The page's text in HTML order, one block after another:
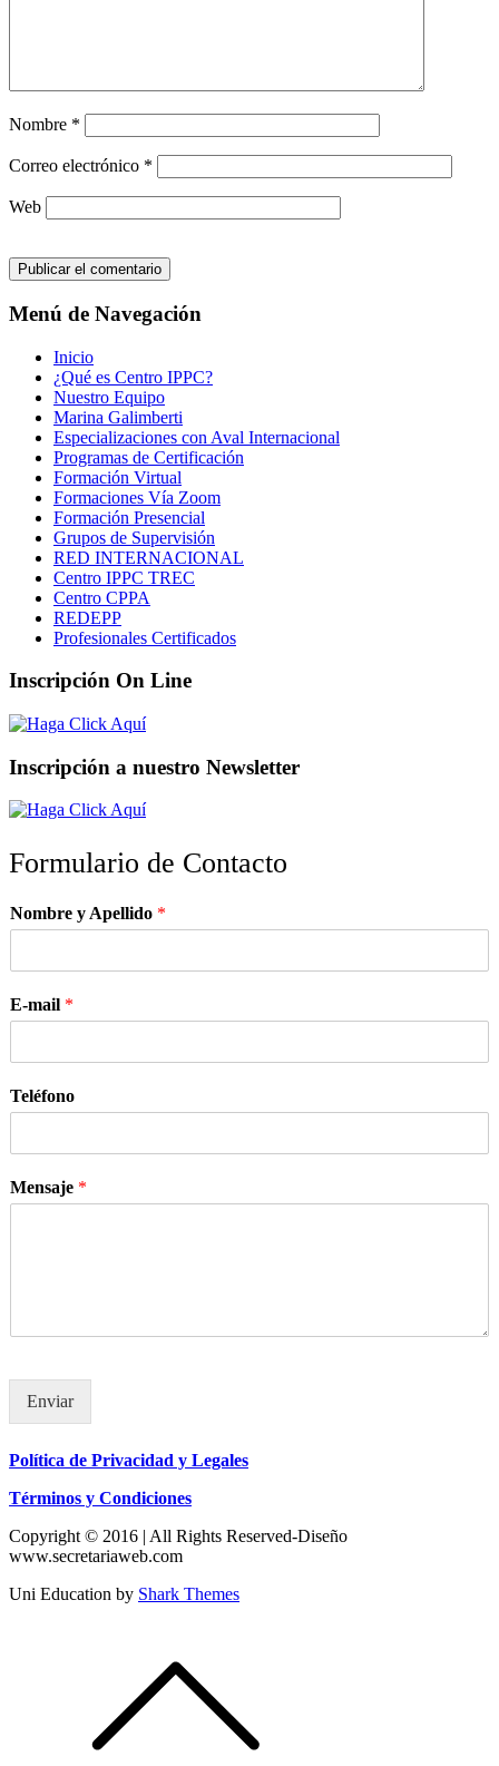
Nombre *
Correo electrónico *
Web
Menú de Navegación
Inicio
¿Qué es Centro IPPC?
Nuestro Equipo
Marina Galimberti
Especializaciones con Aval Internacional
Programas de Certificación
Formación Virtual
Formaciones Vía Zoom
Formación Presencial
Grupos de Supervisión
RED INTERNACIONAL
Centro IPPC TREC
Centro CPPA
REDEPP
Profesionales Certificados
Inscripción On Line
Inscripción a nuestro Newsletter
Formulario de Contacto
Nombre y Apellido *
E-mail *
Teléfono
Mensaje *
Enviar
Política de Privacidad y Legales
Términos y Condiciones
Copyright © 2016 | All Rights Reserved-Diseño
www.secretariaweb.com
Uni Education by Shark Themes